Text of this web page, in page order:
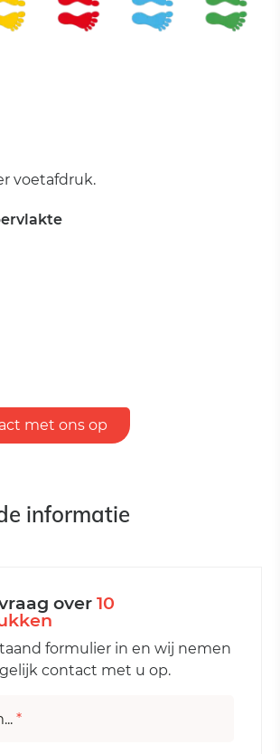
voetafdruk.
met ons op
informatie
over 10
formulier in en wij nemen
contact met u op.
*